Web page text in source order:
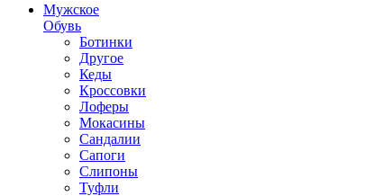
Мужское
Обувь
Ботинки
Другое
Кеды
Кроссовки
Лоферы
Мокасины
Сандалии
Сапоги
Слипоны
Туфли